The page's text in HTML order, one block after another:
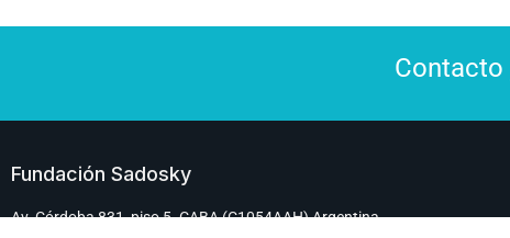
Contacto
Fundación Sadosky
Av. Córdoba 831, piso 5. CABA (C1054AAH) Argentina.